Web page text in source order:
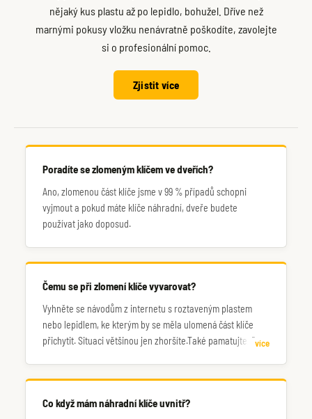
nějaký kus plastu až po lepidlo, bohužel. Dříve než
marnými pokusy vložku nenávratně poškodíte, zavolejte
si o profesionální pomoc.
Zjistit více
Poradíte se zlomeným klíčem ve dveřích?
Ano, zlomenou část klíče jsme v 99 % případů schopni
vyjmout a pokud máte klíče náhradní, dveře budete
používat jako doposud.
Čemu se při zlomení klíče vyvarovat?
Vyhněte se návodům z internetu s roztaveným plastem
nebo lepidlem, ke kterým by se měla ulomená část klíče
přichytit. Situaci většinou jen zhoršíte.Také pamatujte, ževíce
Co když mám náhradní klíče uvnitř?